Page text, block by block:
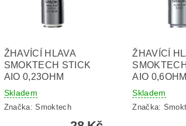
ŽHAVÍCÍ HLAVA
SMOKTECH STICK
AIO 0,23OHM
Skladem
Značka:Smoktech
ŽHAVÍCÍ
AIO 0,6OHM
Skladem
Značka: